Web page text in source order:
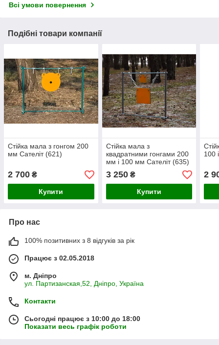
Всі умови повернення
Подібні товари компанії
Стійка мала з гонгом 200
мм Сателіт (621)
2 700 ₴
Купити
Стійка мала з
квадратними гонгами 200
мм і 100 мм Сателіт (635)
3 250₴
Купити
100
2
Про нас
100% позитивних з 8 відгуків за рік
Працює з 02.05.2018
м. Дніпро
ул. Партизанская,52, Дніпро, Україна
Контакти
Сьогодні працює з 10:00 до 18:00
Показати весь графік роботи